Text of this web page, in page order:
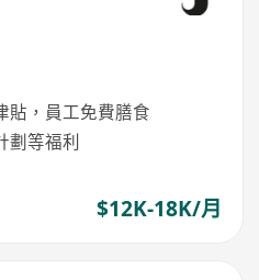
貼，員工免費膳食
劃等福利
$12K-18K/月